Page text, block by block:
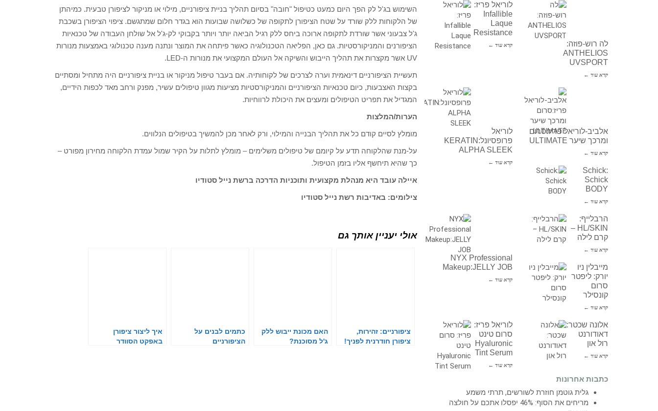
השימוש בג'ל לק הפך היום כמעט כטיפול "חובה" בסיום תהליך בניית ציפורניים, מילוי או מניקור לציפורן טבעית. כמיהתן
של הלקוחות ללק שורד על שטח הציפורן לתקופה של כשלושה שבועות הוא בגדר חלום שמתגשם. ציפוי הציפורן בשכבת
ג'ל צבעוני אשר שורדת לתקופה ארוכה ביחס ללק רגיל הביאה יותר ויותר בקבוקי לק-ג'ל אל שולחן העבודה של טכנאיות
הציפורנים והמניקורסטיות. גם כאן, הפליאה הטכנולוגיה כאשר פיתחה את המוצר ונתנה מענה טכנולוגי באמצעות מנורות
UV אשר מקצרות את תהליך הייבוש והשיקה אל העולם המקצועי את מנורות ה-LED.
תעשיית הציפורניים דינאמית וערה לצרכים של לקוחותיה. אם בעבר טיפול מניקור או בניית ציפורניים היה מתחיל ומסתיים
בקצות האצבעות, כיום טכנאיות הציפורניים והמניקורסטיות מציעות מגוון טיפולים עשיר, מפנק ורחב מאד לכפות הידיים,
המגדיל את תפריט הטיפולים ומעצים את היכולת לרווחיות.
הערות/המלצות
מומלץ לסיים קודם כל את תהליך הבנייה והמילוי, ורק לאחר מכן להמשיך בטיפולים הנלווים.
על-מנת שהלקוחה תדע על קיומם של טיפולים משלימים – מומלץ לתלות על הקיר שמול עמדת הלקוחה מחירון מפורט –
כך שהיא תיחשף אליו בזמן הטיפול.
איילה עובד היא מנהלת מקצועית ותוכניות הדרכה ברשת נייל סטודיו
צילומים: באדיבות רשת נייל סטודיו
אולי יעניין אותך גם
ציפורניים: זהירות,
ציפורן חודרנית לפניך!
האם מכונת ייבוש ללק
ג'ל מסוכנת?
כתמים לבנים על
הציפורניים
איך ליצור ציפורן
באפקט הסוודר
לוריאל פריז:
Infallible
Laque
Resistance
קרא עוד ←
לה רוש-פוזה:
ANTHELIOS
UVSPORT
קרא עוד ←
לוריאל
פרופסיונל:KERATIN
ALPHA SLEEK
קרא עוד ←
אלביב-לוריאל פריז:סרום
ומרכך שיער ULTIMATE
קרא עוד ←
Schick:
Schick
BODY
קרא עוד ←
NYX Professional
Makeup:JELLY JOB
קרא עוד ←
הרבלייף:
HL/SKIN –
קרם לילה
קרא עוד ←
מייבלין ניו
יורק: ליפטר
סרום
קונסילר
קרא עוד ←
לוריאל פריז:
סרום טינט
Hyaluronic
Tint Serum
קרא עוד ←
אלונה שכטר:
דאודורנט
רול און
קרא עוד ←
כתבות אחרונות
גלית גוטמן חוזרת לשורשים, תרתי משמע
מריחים את הסוף: 46% יפסלו אתכם על חולצה